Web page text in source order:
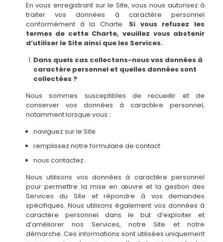
En vous enregistrant sur le Site, vous nous autorisez à
traiter vos données à caractère personnel
conformément à la Charte. Si vous refusez les
termes de cette Charte, veuillez vous abstenir
d’utiliser le Site ainsi que les Services.
Dans quels cas collectons-nous vos données à
caractère personnel et quelles données sont
collectées ?
Nous sommes susceptibles de recueillir et de
conserver vos données à caractère personnel,
notamment lorsque vous :
naviguez sur le Site
remplissez notre formulaire de contact
nous contactez.
Nous utilisons vos données à caractère personnel
pour permettre la mise en œuvre et la gestion des
Services du Site et répondre à vos demandes
spécifiques. Nous utilisons également vos données à
caractère personnel dans le but d’exploiter et
d’améliorer nos Services, notre Site et notre
démarche. Ces informations sont utilisées uniquement